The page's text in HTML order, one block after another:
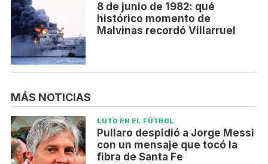
8 de junio de 1982: qué
histórico momento de
Malvinas recordó Villarruel
MÁS NOTICIAS
LUTO EN EL FÚTBOL
Pullaro despidió a Jorge Messi
con un mensaje que tocó la
fibra de Santa Fe